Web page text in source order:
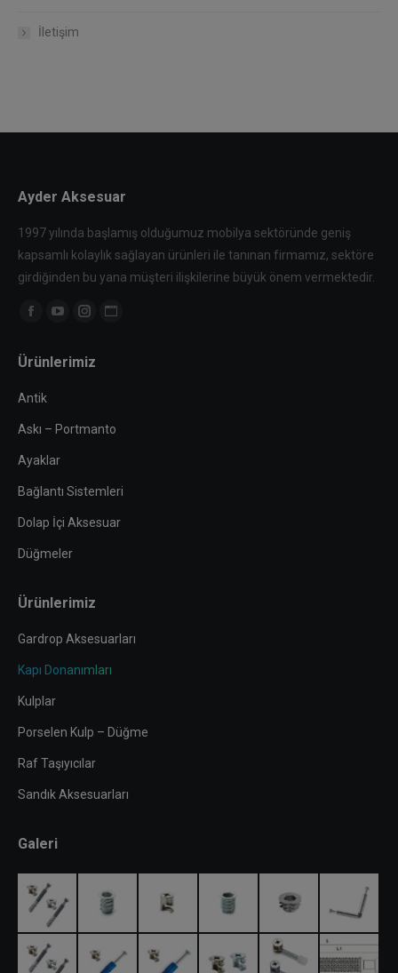
İletişim
Ayder Aksesuar
1997 yılında başlamış olduğumuz mobilya sektöründe geniş
kapsamlı kolaylık sağlayan ürünleri ile tanınan firmamız, sektöre
girdiğinden bu yana müşteri ilişkilerine büyük önem vermektedir.
Find us on:
Facebook
opens
in
window
YouTube
opens
window
Instagram
opens
window
Website
window
Ürünlerimiz
Antik
Askı – Portmanto
Ayaklar
Bağlantı Sistemleri
Dolap İçi Aksesuar
Düğmeler
Ürünlerimiz
Gardrop Aksesuarları
Kapı Donanımları
Kulplar
Porselen Kulp – Düğme
Raf Taşıyıcılar
Sandık Aksesuarları
Galeri